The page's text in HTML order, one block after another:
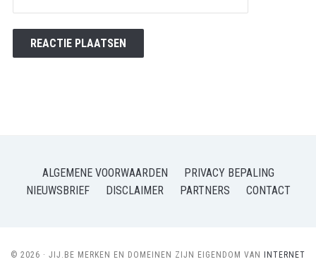
ALGEMENE VOORWAARDEN
PRIVACY BEPALING
NIEUWSBRIEF
DISCLAIMER PARTNERS CONTACT
© 2026 · JIJ.BE MERKEN EN DOMEINEN ZIJN EIGENDOM VAN
INTERNET